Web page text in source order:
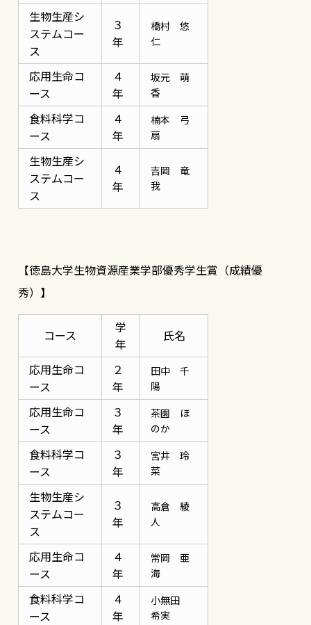
生物生産シ
ステムコー
ス
３
年
橋村 悠
仁
応用生命コ
ース
４
年
坂元 萌
香
食料科学コ
ース
４
年
楠本 弓
扇
生物生産シ
ステムコー
ス
４
年
吉岡 竜
我
【徳島大学生物資源産業学部優秀学生賞（成績優
秀）】
コース
学
年
氏名
応用生命コ
ース
２
年
田中 千
陽
応用生命コ
ース
３
年
茶園 ほ
のか
食料科学コ
ース
３
年
宮井 玲
菜
生物生産シ
ステムコー
ス
３
年
高倉 綾
人
応用生命コ
ース
４
年
常岡 亜
海
食料科学コ
ース
４
年
小無田
希実